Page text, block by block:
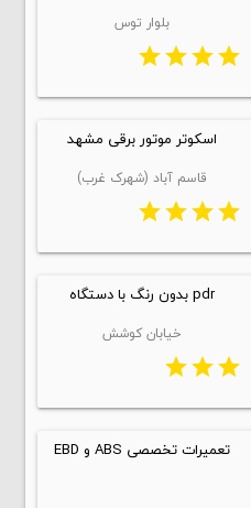
بلوار توس
star
star
star
star
اسکوتر موتور برقی مشهد
قاسم آباد (شهرک غرب)
star
star
star
star
pdr بدون رنگ با دستگاه
خیابان کوشش
star
star
star
تعمیرات تخصصی ABS و EBD